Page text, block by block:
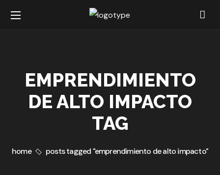
EMPRENDIMIENTO
DE ALTO IMPACTO
TAG
home posts tagged "emprendimiento de alto impacto"